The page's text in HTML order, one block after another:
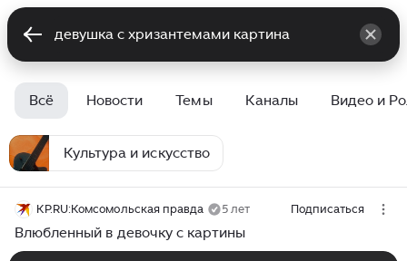
Всё Новости Темы Каналы Видео и
Культура и искусство
KP.RU:Комсомольская правда 5 лет Подписаться
Влюбленный в девочку с картины